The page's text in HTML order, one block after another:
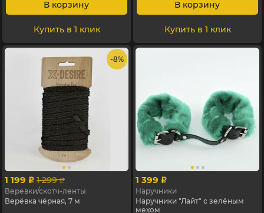
В корзину
Купить в 1 клик
В корзину
Купить в 1 клик
- 8%
1 199 p 1 299 p
Веревки/скотч-ленты
Верёвка чёрная, 7 м
1 399 p
Наручники
Наручники "Лайт" с зелёным
мехом